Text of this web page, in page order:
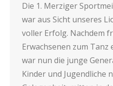
Die 1. Merziger
war aus Sicht unseres
voller Erfolg. Nachdem
Erwachsenen zum Tanz
war nun die junge
Kinder und Jugendliche